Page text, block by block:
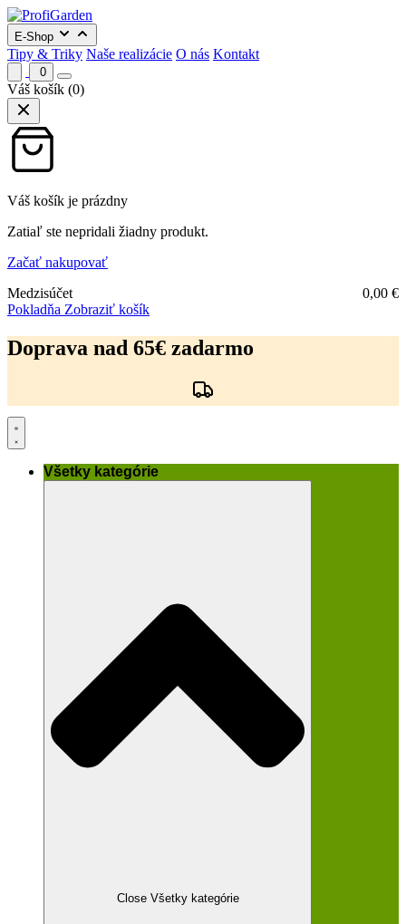
E-Shop
Tipy & Triky Naše realizácie O nás Kontakt
0
Váš košík (0)
Váš košík je prázdny
Zatiaľ ste nepridali žiadny produkt.
Začať nakupovať
Medzisúčet
0,00 €
Pokladňa Zobraziť košík
na
obsah
Doprava nad 65€ zadarmo
Všetky kategórie
Close Všetky kategórie